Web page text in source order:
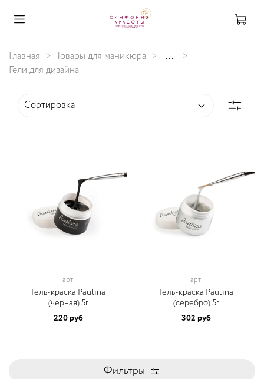
Главная Товары для маникюра
...
Гели для дизайна
арт.
Гель-краска Pautina
(черная) 5г
220 руб
арт.
Гель-краска Pautina
(серебро) 5г
302 руб
Фильтры